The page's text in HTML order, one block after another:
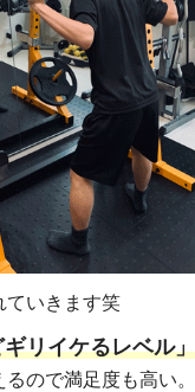
ていきます笑
リイケるレベル」
るので満足度も高い